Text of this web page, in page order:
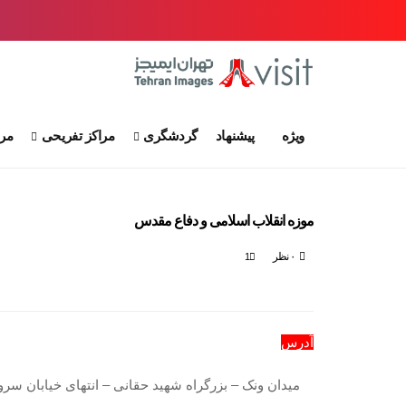
ویژه پیشنهاد گردشگری مراکز تفریحی
موزه انقلاب اسلامی و دفاع مقدس
۰ نظر 1
آدرس
میدان ونک – بزرگراه شهید حقانی – انتهای خیابان